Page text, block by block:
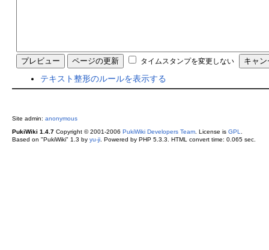
タイムスタンプを変更しない
テキスト整形のルールを表示する
Site admin: anonymous
PukiWiki 1.4.7Copyright © 2001-2006 PukiWiki Developers Team. License is GPL
Based on "PukiWiki" 1.3 by yu-ji. Powered by PHP 5.3.3. HTML convert time: 0.065 sec.